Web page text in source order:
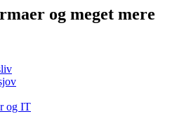
og meget mere
og IT